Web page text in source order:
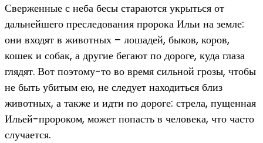
Сверженные с неба бесы стараются укрыться от
дальнейшего преследования пророка Ильи на земле:
они входят в животных – лошадей, быков, коров,
кошек и собак, а другие бегают по дороге, куда глаза
глядят. Вот поэтому-то во время сильной грозы, чтобы
не быть убитым ею, не следует находиться близ
животных, а также и идти по дороге: стрела, пущенная
Ильей-пророком, может попасть в человека, что часто
случается.